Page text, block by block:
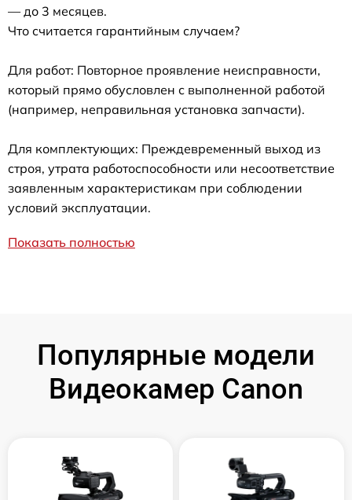
— до 3 месяцев.
Что считается гарантийным случаем?
Для работ: Повторное проявление неисправности,
который прямо обусловлен с выполненной работой
(например, неправильная установка запчасти).
Для комплектующих: Преждевременный выход из
строя, утрата работоспособности или несоответствие
заявленным характеристикам при соблюдении
условий эксплуатации.
Показать полностью
Популярные модели
Видеокамер Canon